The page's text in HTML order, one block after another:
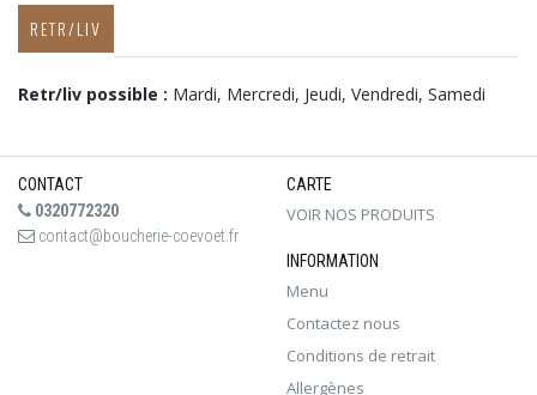
RETR/LIV
Retr/liv possible : Mardi, Mercredi, Jeudi, Vendredi, Samedi
CONTACT
0320772320
contact@boucherie-coevoet.fr
CARTE
VOIR NOS PRODUITS
INFORMATION
Menu
Contactez nous
Conditions de retrait
Allergènes